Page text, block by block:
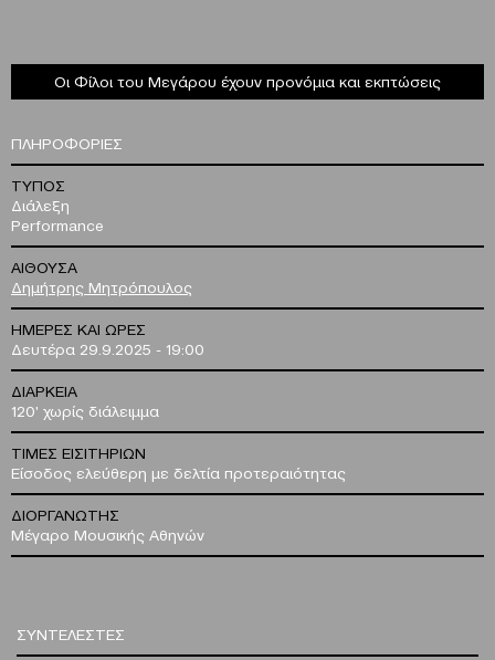
Οι Φίλοι του Μεγάρου έχουν προνόμια και εκπτώσεις
ΠΛΗΡΟΦΟΡΙΕΣ
ΤΥΠΟΣ
Διάλεξη
Performance
ΑΙΘΟΥΣΑ
Δημήτρης Μητρόπουλος
ΗΜΕΡΕΣ ΚΑΙ ΩΡΕΣ
Δευτέρα 29.9.2025 - 19:00
ΔΙΑΡΚΕΙΑ
120' χωρίς διάλειμμα
ΤΙΜΕΣ ΕΙΣΙΤΗΡΙΩΝ
Είσοδος ελεύθερη με δελτία προτεραιότητας
ΔΙΟΡΓΑΝΩΤΗΣ
Μέγαρο Μουσικής Αθηνών
ΣΥΝΤΕΛΕΣΤΕΣ